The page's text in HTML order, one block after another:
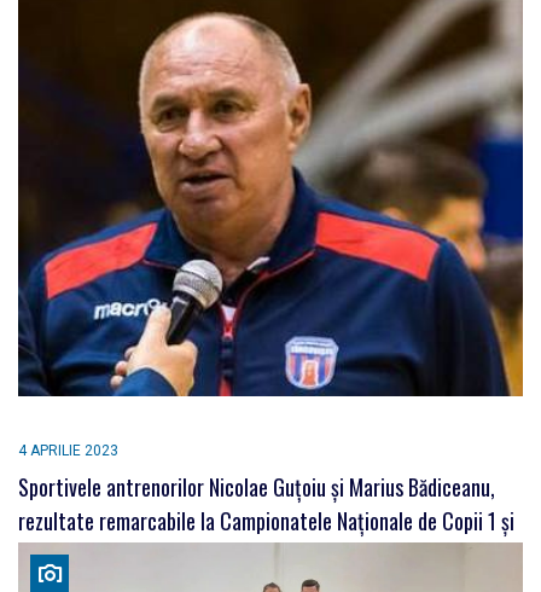
4 APRILIE 2023
Sportivele antrenorilor Nicolae Guțoiu și Marius Bădiceanu,
rezultate remarcabile la Campionatele Naționale de Copii 1 și
2!